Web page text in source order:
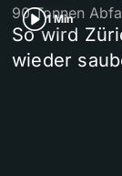
1 Min
90 Tonnen
So wird
wieder